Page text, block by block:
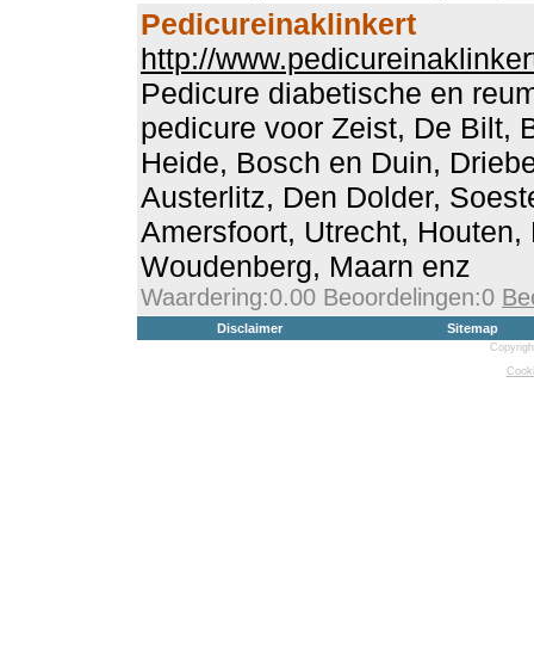
Pedicureinaklinkert
http://
Pedicure diabetische en
pedicure voor Zeist, De Bilt,
Heide, Bosch en Duin,
Austerlitz, Den Dolder,
Amersfoort, Utrecht, Houten,
Woudenberg, Maarn enz
Waardering:0.00 Beoordelingen:0
Disclaimer Sitemap